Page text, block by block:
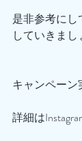
是非参考に
していきまし
キャンペーン
詳細は